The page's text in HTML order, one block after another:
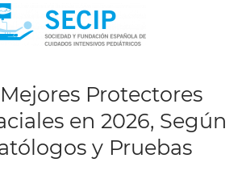
Protectores
en 2026, Según
y Pruebas